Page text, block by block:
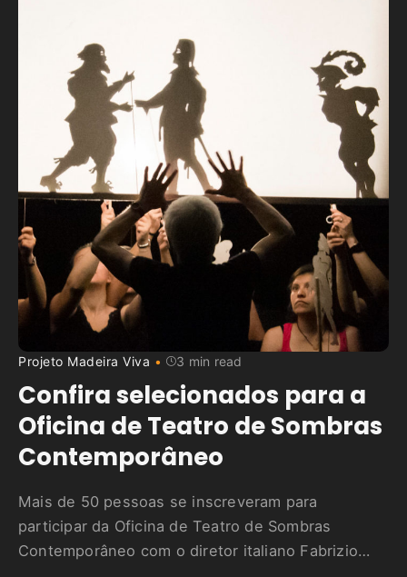
Projeto Madeira Viva 3 min read
Confira selecionados para a
Oficina de Teatro de Sombras
Contemporâneo
Mais de 50 pessoas se inscreveram para
participar da Oficina de Teatro de Sombras
Contemporâneo com o diretor italiano Fabrizio